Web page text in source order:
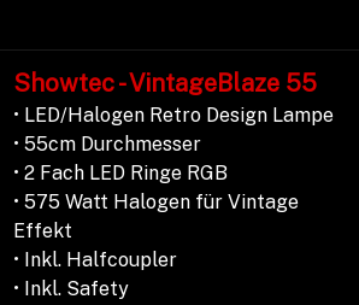
Showtec - VintageBlaze 55
• LED/Halogen Retro Design Lampe
• 55cm Durchmesser
• 2 Fach LED Ringe RGB
• 575 Watt Halogen für Vintage
Effekt
• Inkl. Halfcoupler
• Inkl. Safety